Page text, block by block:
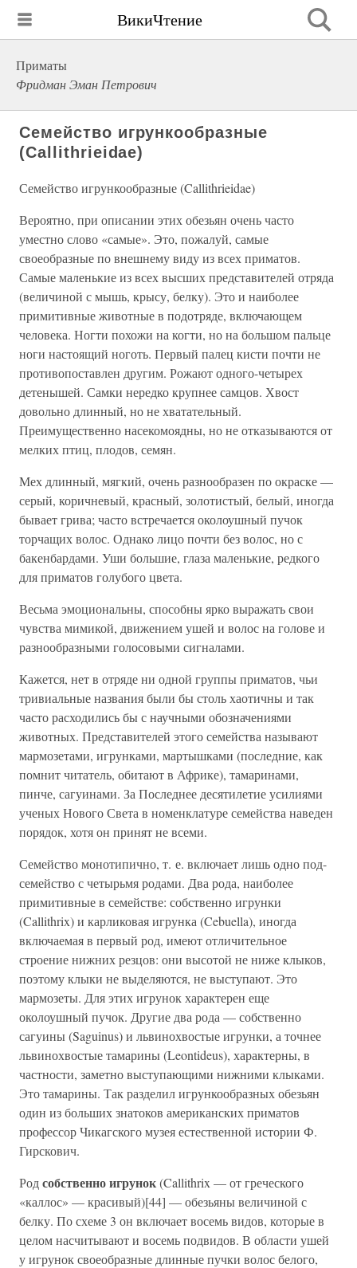
ВикиЧтение
Приматы
Фридман Эман Петрович
Семейство игрункообразные
(Callithrieidae)
Семейство игрункообразные (Callithrieidae)
Вероятно, при описании этих обезьян очень часто
уместно слово «самые». Это, пожалуй, самые
своеобразные по внешнему виду из всех приматов.
Самые маленькие из всех высших представителей отряда
(величиной с мышь, крысу, белку). Это и наиболее
примитивные животные в подотряде, включающем
человека. Ногти похожи на когти, но на большом пальце
ноги настоящий ноготь. Первый палец кисти почти не
противопоставлен другим. Рожают одного-четырех
детенышей. Самки нередко крупнее самцов. Хвост
довольно длинный, но не хватательный.
Преимущественно насекомоядны, но не отказываются от
мелких птиц, плодов, семян.
Мех длинный, мягкий, очень разнообразен по окраске —
серый, коричневый, красный, золотистый, белый, иногда
бывает грива; часто встречается околоушный пучок
торчащих волос. Однако лицо почти без волос, но с
бакенбардами. Уши большие, глаза маленькие, редкого
для приматов голубого цвета.
Весьма эмоциональны, способны ярко выражать свои
чувства мимикой, движением ушей и волос на голове и
разнообразными голосовыми сигналами.
Кажется, нет в отряде ни одной группы приматов, чьи
тривиальные названия были бы столь хаотичны и так
часто расходились бы с научными обозначениями
животных. Представителей этого семейства называют
мармозетами, игрунками, мартышками (последние, как
помнит читатель, обитают в Африке), тамаринами,
пинче, сагуинами. За Последнее десятилетие усилиями
ученых Нового Света в номенклатуре семейства наведен
порядок, хотя он принят не всеми.
Семейство монотипично, т. е. включает лишь одно под-
семейство с четырьмя родами. Два рода, наиболее
примитивные в семействе: собственно игрунки
(Callithrix) и карликовая игрунка (Cebuella), иногда
включаемая в первый род, имеют отличительное
строение нижних резцов: они высотой не ниже клыков,
поэтому клыки не выделяются, не выступают. Это
мармозеты. Для этих игрунок характерен еще
околоушный пучок. Другие два рода — собственно
сагуины (Saguinus) и львинохвостые игрунки, а точнее
львинохвостые тамарины (Leontideus), характерны, в
частности, заметно выступающими нижними клыками.
Это тамарины. Так разделил игрункообразных обезьян
один из больших знатоков американских приматов
профессор Чикагского музея естественной истории Ф.
Гирскович.
Родсобственно игрунок(Callithrix — от греческого
«каллос» — красивый)[44] — обезьяны величиной с
белку. По схеме 3 он включает восемь видов, которые в
целом насчитывают и восемь подвидов. В области ушей
у игрунок своеобразные длинные пучки волос белого,